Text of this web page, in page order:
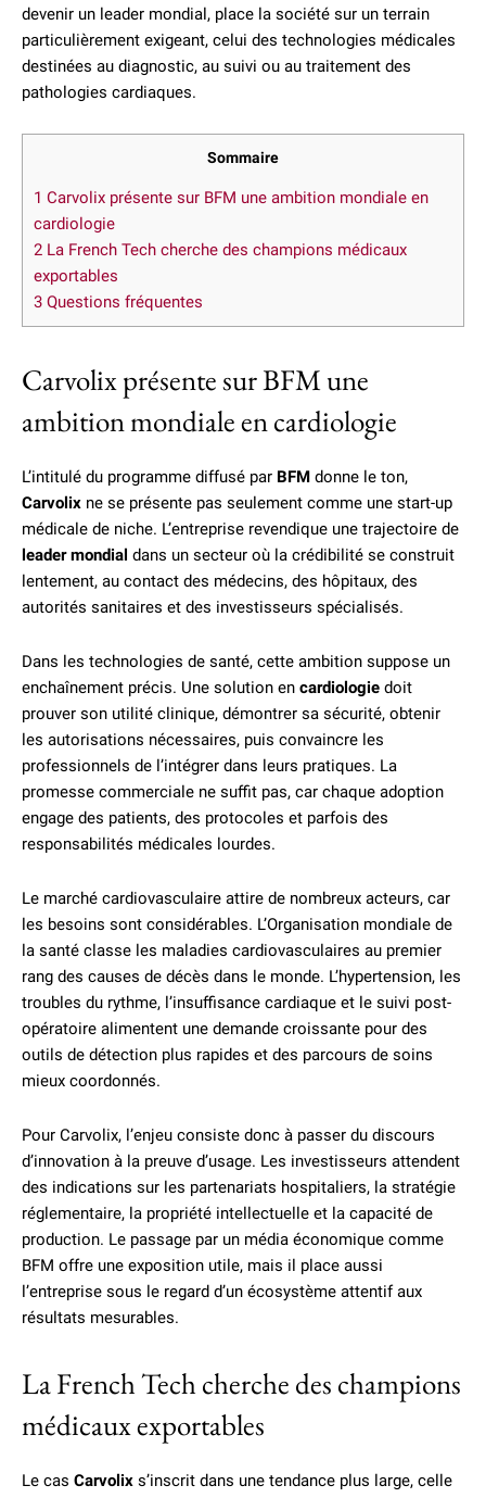
devenir un leader mondial, place la société sur un terrain
particulièrement exigeant, celui des technologies médicales
destinées au diagnostic, au suivi ou au traitement des
pathologies cardiaques.
Sommaire
1 Carvolix présente sur BFM une ambition mondiale en
cardiologie
2 La French Tech cherche des champions médicaux
exportables
3 Questions fréquentes
Carvolix présente sur BFM une
ambition mondiale en cardiologie
L’intitulé du programme diffusé par BFM donne le ton,
Carvolix ne se présente pas seulement comme une start-up
médicale de niche. L’entreprise revendique une trajectoire de
leader mondial dans un secteur où la crédibilité se construit
lentement, au contact des médecins, des hôpitaux, des
autorités sanitaires et des investisseurs spécialisés.
Dans les technologies de santé, cette ambition suppose un
enchaînement précis. Une solution en cardiologie doit
prouver son utilité clinique, démontrer sa sécurité, obtenir
les autorisations nécessaires, puis convaincre les
professionnels de l’intégrer dans leurs pratiques. La
promesse commerciale ne suffit pas, car chaque adoption
engage des patients, des protocoles et parfois des
responsabilités médicales lourdes.
Le marché cardiovasculaire attire de nombreux acteurs, car
les besoins sont considérables. L’Organisation mondiale de
la santé classe les maladies cardiovasculaires au premier
rang des causes de décès dans le monde. L’hypertension, les
troubles du rythme, l’insuffisance cardiaque et le suivi post-
opératoire alimentent une demande croissante pour des
outils de détection plus rapides et des parcours de soins
mieux coordonnés.
Pour Carvolix, l’enjeu consiste donc à passer du discours
d’innovation à la preuve d’usage. Les investisseurs attendent
des indications sur les partenariats hospitaliers, la stratégie
réglementaire, la propriété intellectuelle et la capacité de
production. Le passage par un média économique comme
BFM offre une exposition utile, mais il place aussi
l’entreprise sous le regard d’un écosystème attentif aux
résultats mesurables.
La French Tech cherche des champions
médicaux exportables
Le cas Carvolix s’inscrit dans une tendance plus large, celle